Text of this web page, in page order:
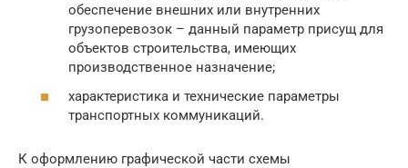
обеспечение внешних или внутренних
грузоперевозок – данный параметр присущ для
объектов строительства, имеющих
производственное назначение;
характеристика и технические параметры
транспортных коммуникаций.
К оформлению графической части схемы